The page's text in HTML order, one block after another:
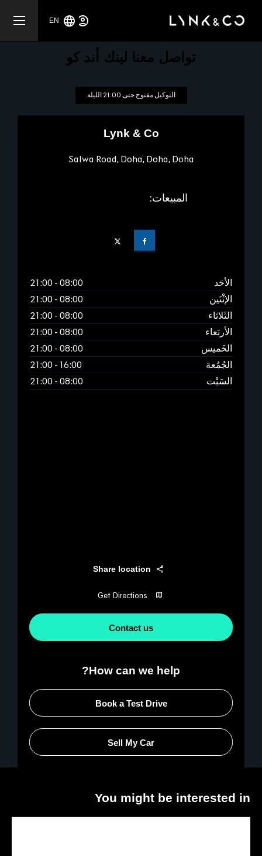
EN
تواصل معنا لينك أند كو
التوكيل مفتوح حتى 21:00 الليلة
Lynk & Co
Salwa Road, Doha, Doha, Doha
المبيعات:
الأحَد 08:00
-
21:00
الإثْنَين
08:00
-
21:00
الثَلاثاء
08:00
-
21:00
الأربَعاء
08:00
-
21:00
الخَميس
08:00
-
21:00
الجُمُعة
16:00
-
21:00
السَبْت
08:00
-
21:00
Share location
Get Directions
Contact us
How can we help?
Book a Test Drive
Sell My Car
You might be interested in